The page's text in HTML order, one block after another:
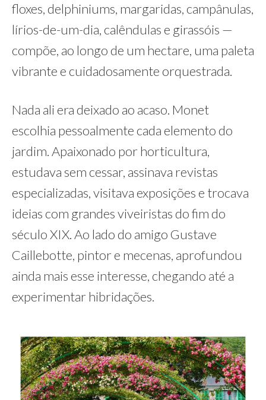
floxes, delphiniums, margaridas, campânulas,
lírios-de-um-dia, calêndulas e girassóis —
compõe, ao longo de um hectare, uma paleta
vibrante e cuidadosamente orquestrada.
Nada ali era deixado ao acaso. Monet
escolhia pessoalmente cada elemento do
jardim. Apaixonado por horticultura,
estudava sem cessar, assinava revistas
especializadas, visitava exposições e trocava
ideias com grandes viveiristas do fim do
século XIX. Ao lado do amigo Gustave
Caillebotte, pintor e mecenas, aprofundou
ainda mais esse interesse, chegando até a
experimentar hibridações.